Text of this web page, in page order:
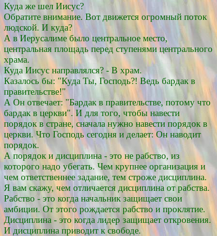
Куда же шел Иисус?
Обратите внимание. Вот движется огромный поток
людской. И куда?
А в Иерусалиме было центральное место,
центральная площадь перед ступенями центрального
храма.
Куда Иисус направлялся? - В храм.
Казалось бы: "Куда Ты, Господь?! Ведь бардак в
правительстве!"
А Он отвечает: "Бардак в правительстве, потому что
бардак в церкви". И для того, чтобы навести
порядок в стране, сначала нужно навести порядок в
церкви. Что Господь сегодня и делает: Он наводит
порядок.
А порядок и дисциплина - это не рабство, из
которого надо убегать. Чем крупнее организация и
чем ответственнее задание, тем строже дисциплина.
Я вам скажу, чем отличается дисциплина от рабства.
Рабство - это когда начальник защищает свои
амбиции. От этого рождается рабство и проклятие.
Дисциплина - это когда лидер защищает откровения.
И дисциплина приводит к свободе.